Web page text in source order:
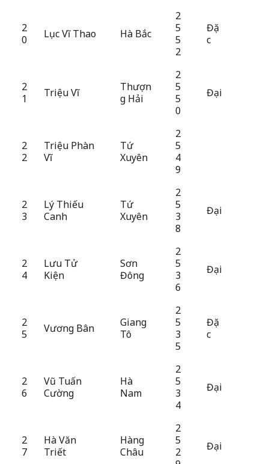
2
0
Lục Vĩ Thao Hà Bắc
2
5
5
2
Đặ
c
2
1
Triệu Vĩ
Thượn
g Hải
2
5
5
0
Đại
2
2
Triệu Phàn
Vĩ
Tứ
Xuyên
2
5
4
9
2
3
Lý Thiếu
Canh
Tứ
Xuyên
2
5
3
8
Đại
2
4
Lưu Tử
Kiện
Sơn
Đông
2
5
3
6
Đại
2
5
Vương Bân
Giang
Tô
2
5
3
5
Đặ
c
2
6
Vũ Tuấn
Cường
Hà
Nam
2
5
3
4
Đại
2
7
Hà Văn
Triết
Hàng
Châu
2
5
2
Đại